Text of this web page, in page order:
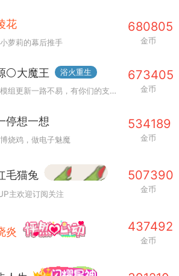
可用的作弊模组，
售卖服务器外挂！
近期收到一些信息
器使用,为了维护游
布以下声明，规范
花
萝莉的幕后推手
680805
金币
⚪大魔王
浴火重生
旧日模组更新一路不易，有你们的支持一切都值得！感恩大家！共勉
673405
金币
停想一想
烧鸡，做电子魅魔
534189
金币
毛猫兔
主欢迎订阅关注
507390
金币
炎 437492
金币